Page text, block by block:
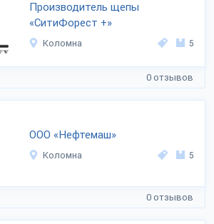
Производитель щепы
«СитиФорест +»
Коломна 5
0 отзывов
ООО «Нефтемаш»
Коломна 5
0 отзывов